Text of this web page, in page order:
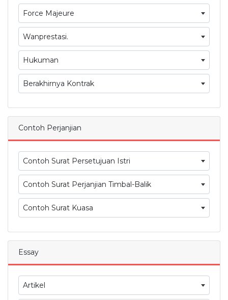
Force Majeure
Wanprestasi.
Hukuman
Berakhirnya Kontrak
Contoh Perjanjian
Contoh Surat Persetujuan Istri
Contoh Surat Perjanjian Timbal-Balik
Contoh Surat Kuasa
Essay
Artikel